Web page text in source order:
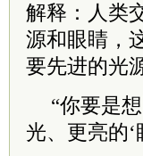
解释：人类
源和眼睛，
要先进的光
“你要是
光、更亮的‘